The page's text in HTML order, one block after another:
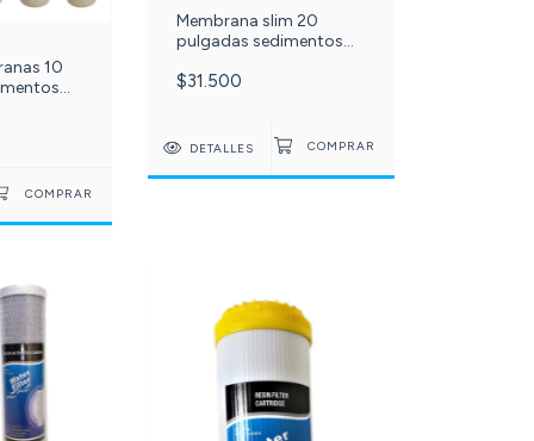
10
Membrana slim 20
pulgadas sedimentos
65-
$31.500
DETALLES